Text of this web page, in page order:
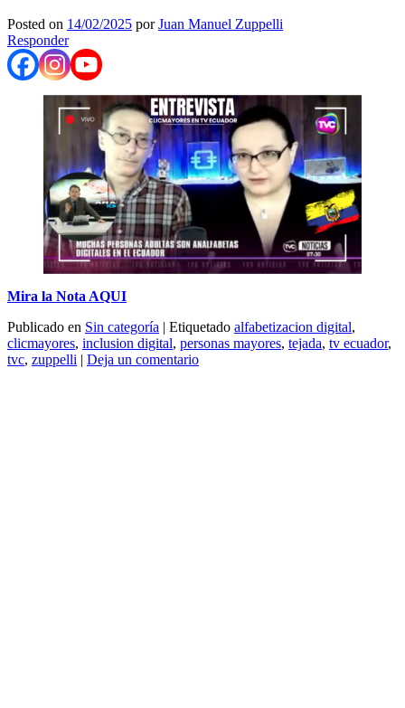
Posted on 14/02/2025 porJuan Manuel Zuppelli
Responder
Mira la Nota AQUI
Publicado en Sin categoría | Etiquetado alfabetizacion digital,
clicmayores, inclusion digital, personas mayores, tejada, tv ecuador,
tvc, zuppelli | Deja un comentario